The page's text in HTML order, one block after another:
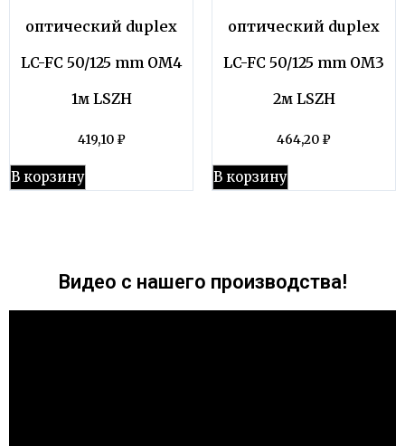
оптический duplex
LC-FC 50/125 mm OM4
1м LSZH
419,10 ₽
В корзину
оптический duplex
LC-FC 50/125 mm OM3
2м LSZH
464,20 ₽
В корзину
Видео с нашего производства!